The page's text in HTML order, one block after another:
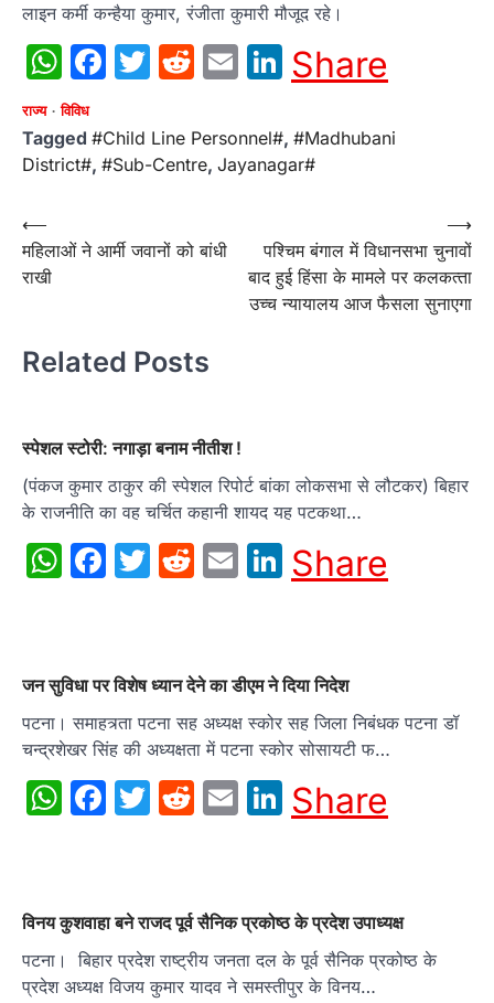
लाइन कर्मी कन्हैया कुमार, रंजीता कुमारी मौजूद रहे।
WhatsApp
Facebook
Twitter
Reddit
EmailLinkedIn
Share
राज्य विविध
Tagged #Child Line Personnel#, #Madhubani
District#, #Sub-Centre, Jayanagar#
Post
navigation
⟵
महिलाओं ने आर्मी जवानों को बांधी
राखी
पश्चिम बंगाल में विधानसभा चुनावों
बाद हुई हिंसा के मामले पर कलकत्‍ता
उच्‍च न्‍यायालय आज फैसला सुनाएगा
⟶
Related Posts
स्पेशल स्टोरी: नगाड़ा बनाम नीतीश !
(पंकज कुमार ठाकुर की स्पेशल रिपोर्ट बांका लोकसभा से लौटकर) बिहार
के राजनीति का वह चर्चित कहानी शायद यह पटकथा…
WhatsApp
Facebook
Twitter
Reddit
EmailLinkedIn
Share
जन सुविधा पर विशेष ध्यान देने का डीएम ने दिया निदेश
पटना। समाहत्र्ता पटना सह अध्यक्ष स्कोर सह जिला निबंधक पटना डॉ
चन्द्रशेखर सिंह की अध्यक्षता में पटना स्कोर सोसायटी फ…
WhatsApp
Facebook
Twitter
Reddit
EmailLinkedIn
Share
विनय कुशवाहा बने राजद पूर्व सैनिक प्रकोष्ठ के प्रदेश उपाध्यक्ष
पटना। बिहार प्रदेश राष्ट्रीय जनता दल के पूर्व सैनिक प्रकोष्ठ के
प्रदेश अध्यक्ष विजय कुमार यादव ने समस्तीपुर के विनय…